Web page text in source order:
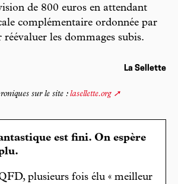
de 800 euros en attendant
complémentaire ordonnée par
les dommages subis.
La Sellette
sur le site : lasellette.org
est fini. On espère
plusieurs fois élu « meilleur